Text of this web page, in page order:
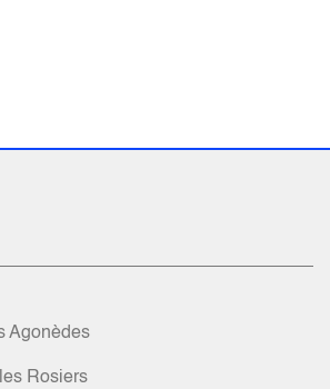
Agonèdes
Rosiers